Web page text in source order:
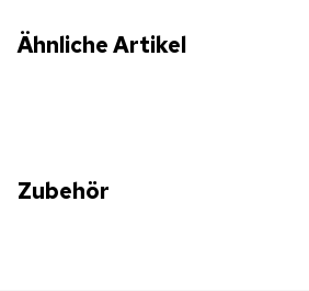
Ähnliche Artikel
Zubehör